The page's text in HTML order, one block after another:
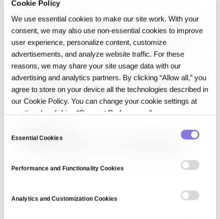
Cookie Policy
We use essential cookies to make our site work. With your
consent, we may also use non‑essential cookies to improve
user experience, personalize content, customize
advertisements, and analyze website traffic. For these
reasons, we may share your site usage data with our
advertising and analytics partners. By clicking “Allow all,” you
agree to store on your device all the technologies described in
our Cookie Policy. You can change your cookie settings at
any time by clicking “Consent Preferences."
Essential Cookies
Performance and Functionality Cookies
Analytics and Customization Cookies
수 있어 파운데이션 모델 학습의 핵심…
Open AI
OpenAI는 2015년 설립된 AI 연구·배포 기업으로, 'AGI가 모든 인류에게
이익이 되도록' 하는 미션을 표방합니다. GPT 시리즈, DALL-E, Whisper,
Codex, ChatGPT 같은 혁신적 제품을 출시하며 생성형 AI 붐을
이끌었습니다. Microsoft와의 전략적 파트너십, 비영리→이익 제한
(capped-profit) 전환, AI 안전·정책 논쟁의 중심에 있는 대표적…
Data Architecture
데이터 아키텍처(Data Architecture)는 조직이 데이터를 수집·저장·
변환·분배·활용하는 전체 구조와 원칙을 정의합니다. 데이터 모델, 통합 패턴,
저장소 선택, 거버넌스 정책, 보안 계층을 포함하며, 비즈니스 요구와 기술
환경을 연결합니다. 현대 아키텍처는 클라우드, 실시간 스트리밍, 데이터
유전 정보 프라이버시(Genetic Privacy)는 개인의 유전 정보(DNA
권리입니다. 유전 정보는 평생 변하지 않고 혈연에도 영향을 미치는 민감한
정보이며, 보험·고용·형사사법에서의 차별 가능성으로 인해 특별한 보호가